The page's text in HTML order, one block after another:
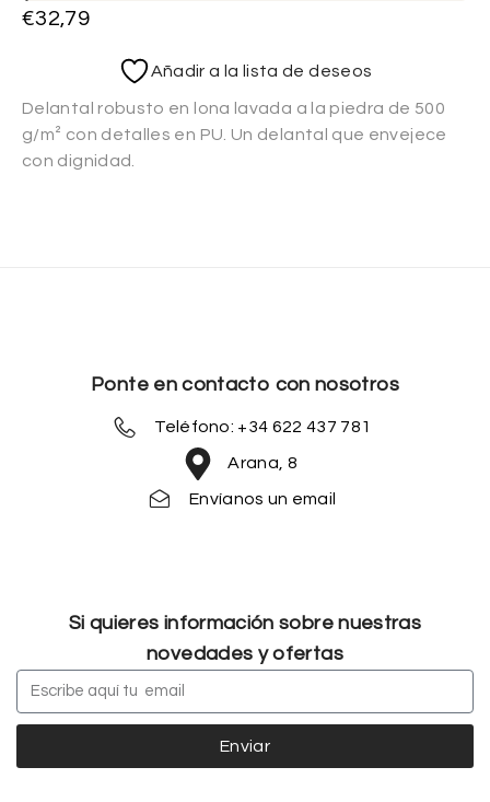
€32,79
Añadir a la lista de deseos
Delantal robusto en lona lavada a la piedra de 500
g/m² con detalles en PU. Un delantal que envejece
con dignidad.
Ponte en contacto con nosotros
Teléfono: +34 622 437 781
Arana, 8
Envíanos un email
Si quieres información sobre nuestras
novedades y ofertas
Enviar